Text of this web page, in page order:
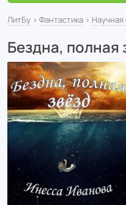
ЛитБу › Фантастика › Научная
Бездна, полная